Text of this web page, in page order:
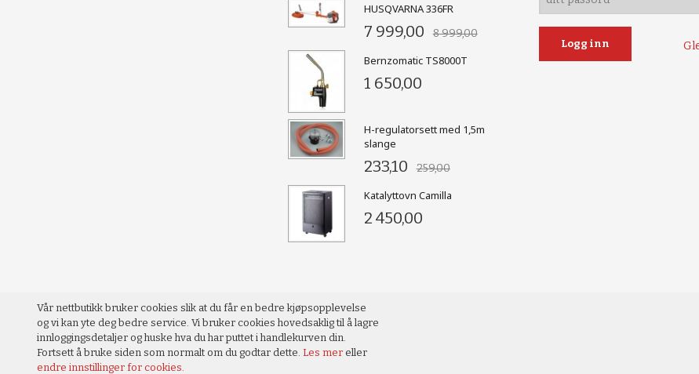
HUSQVARNA 336FR
7 999,00 8 999,00
Bernzomatic TS8000T
1 650,00
H-regulatorsett med 1,5m
slange
233,10 259,00
Katalyttovn Camilla
2 450,00
Vår nettbutikk bruker cookies slik at du får en bedre kjøpsopplevelse
og vi kan yte deg bedre service. Vi bruker cookies hovedsaklig til å lagre
innloggingsdetaljer og huske hva du har puttet i handlekurven din.
Fortsett å bruke siden som normalt om du godtar dette. Les mer eller
endre innstillinger for cookies.